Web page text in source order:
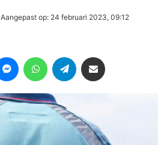
Aangepast op: 24 februari 2023, 09:12